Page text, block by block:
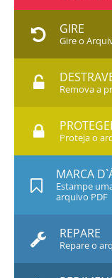
GIRE
Gire o
Remova a
Proteja o
MARCA
Estampe
arquivo PDF
REPARE
Repare o